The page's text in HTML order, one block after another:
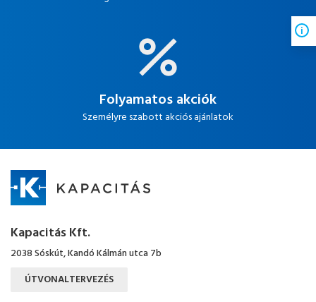
Folyamatos akciók
Személyre szabott akciós ajánlatok
Kapacitás Kft.
2038 Sóskút, Kandó Kálmán utca 7b
ÚTVONALTERVEZÉS